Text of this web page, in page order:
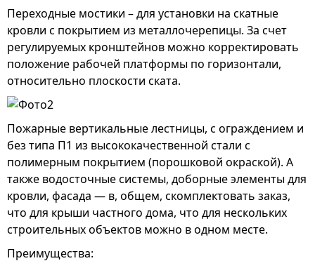
Переходные мостики – для установки на скатные
кровли с покрытием из металлочерепицы. За счет
регулируемых кронштейнов можно корректировать
положение рабочей платформы по горизонтали,
относительно плоскости ската.
Пожарные вертикальные лестницы, с ограждением и
без типа П1 из высококачественной стали с
полимерным покрытием (порошковой окраской). А
также водосточные системы, доборные элементы для
кровли, фасада — в, общем, скомплектовать заказ,
что для крыши частного дома, что для нескольких
строительных объектов можно в одном месте.
Преимущества: